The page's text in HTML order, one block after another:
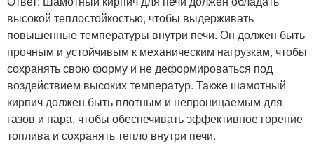
высокой теплостойкостью, чтобы выдерживать
повышенные температуры внутри печи. Он должен быть
прочным и устойчивым к механическим нагрузкам, чтобы
сохранять свою форму и не деформироваться под
воздействием высоких температур. Также шамотный
кирпич должен быть плотным и непроницаемым для
газов и пара, чтобы обеспечивать эффективное горение
топлива и сохранять тепло внутри печи.